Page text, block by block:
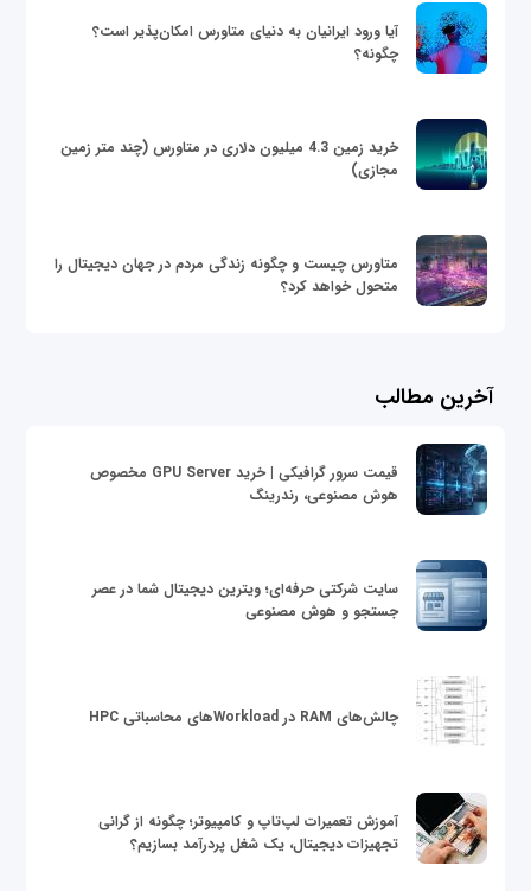
آیا ورود ایرانیان به دنیای متاورس امکان‌پذیر است؟
چگونه؟
خرید زمین 4.3 میلیون دلاری در متاورس (چند متر زمین
مجازی)
متاورس چیست و چگونه زندگی مردم در جهان دیجیتال را
متحول خواهد کرد؟
آخرین مطالب
قیمت سرور گرافیکی | خرید GPU Server مخصوص
هوش مصنوعی، رندرینگ
سایت شرکتی حرفه‌ای؛ ویترین دیجیتال شما در عصر
جستجو و هوش مصنوعی
چالش‌های RAM در Workloadهای محاسباتی HPC
آموزش تعمیرات لپ‌تاپ و کامپیوتر؛ چگونه از گرانی
تجهیزات دیجیتال، یک شغل پردرآمد بسازیم؟